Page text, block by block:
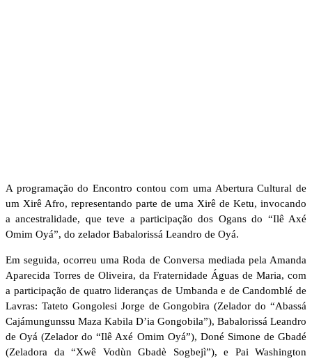
A programação do Encontro contou com uma Abertura Cultural de
um Xirê Afro, representando parte de uma Xirê de Ketu, invocando
a ancestralidade, que teve a participação dos Ogans do “Ilê Axé
Omim Oyá”, do zelador Babalorissá Leandro de Oyá.
Em seguida, ocorreu uma Roda de Conversa mediada pela Amanda
Aparecida Torres de Oliveira, da Fraternidade Águas de Maria, com
a participação de quatro lideranças de Umbanda e de Candomblé de
Lavras: Tateto Gongolesi Jorge de Gongobira (Zelador do “Abassá
Cajámungunssu Maza Kabila D’ia Gongobila”), Babalorissá Leandro
de Oyá (Zelador do “Ilê Axé Omim Oyá”), Doné Simone de Gbadé
(Zeladora da “Xwê Vodùn Gbadè Sogbejì”), e Pai Washington